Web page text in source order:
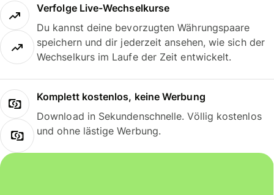
Verfolge Live-Wechselkurse
Du kannst deine bevorzugten Währungspaare
speichern und dir jederzeit ansehen, wie sich der
Wechselkurs im Laufe der Zeit entwickelt.
Komplett kostenlos, keine Werbung
Download in Sekundenschnelle. Völlig kostenlos
und ohne lästige Werbung.